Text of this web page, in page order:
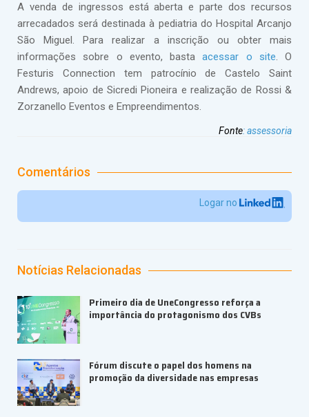
A venda de ingressos está aberta e parte dos recursos
arrecadados será destinada à pediatria do Hospital Arcanjo
São Miguel. Para realizar a inscrição ou obter mais
informações sobre o evento, bastaacessar o site. O
Festuris Connection tem patrocínio de Castelo Saint
Andrews, apoio de Sicredi Pioneira e realização de Rossi &
Zorzanello Eventos e Empreendimentos.
Fonte:assessoria
Comentários
Logar no
Notícias Relacionadas
Primeiro dia de UneCongresso reforça a
importância do protagonismo dos CVBs
Fórum discute o papel dos homens na
promoção da diversidade nas empresas